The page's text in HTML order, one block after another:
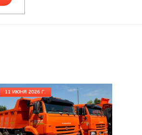
11 ИЮНЯ 2026 Г.